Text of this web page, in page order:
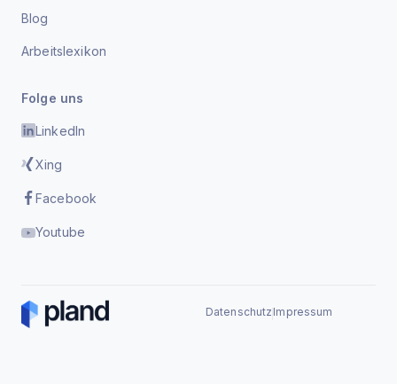
Blog
Arbeitslexikon
Folge uns
LinkedIn
Xing
Facebook
Youtube
Datenschutz Impressum